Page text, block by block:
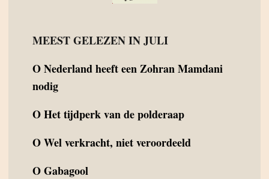
MEEST GELEZEN IN JULI
ONederland heeft een Zohran Mamdani
nodig
OHet tijdperk van de polderaap
OWel verkracht, niet veroordeeld
OGabagool